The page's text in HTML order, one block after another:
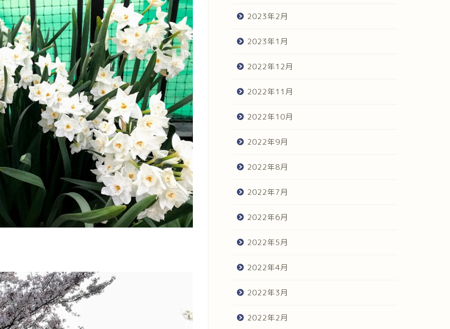
2023年2月
2023年1月
2022年12月
2022年11月
2022年10月
2022年9月
2022年8月
2022年7月
2022年6月
2022年5月
2022年4月
2022年3月
2022年2月